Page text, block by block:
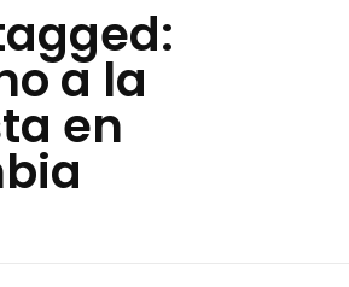
a la
en